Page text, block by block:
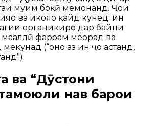
муҳим боқӣ мемонанд. Ҷои
ва ҳикояҳо қайд кунед: ин
органикиро дар байни
фароҳам меорад ва
(“онҳо аз ин ҷо ҳастанд,
ва “Дӯстони
нав барои